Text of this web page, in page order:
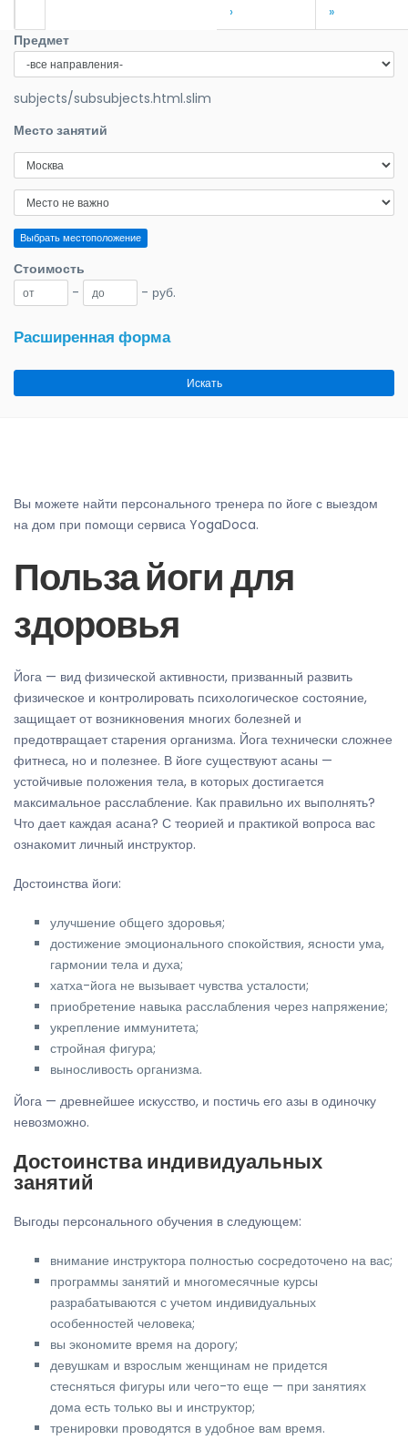
›
»
Предмет
subjects/subsubjects.html.slim
Место занятий
Выбрать местоположение
Стоимость
-
- руб.
Расширенная форма
Вы можете найти персонального тренера по йоге с выездом
на дом при помощи сервиса YogaDoca.
Польза йоги для
здоровья
Йога — вид физической активности, призванный развить
физическое и контролировать психологическое состояние,
защищает от возникновения многих болезней и
предотвращает старения организма. Йога технически сложнее
фитнеса, но и полезнее. В йоге существуют асаны —
устойчивые положения тела, в которых достигается
максимальное расслабление. Как правильно их выполнять?
Что дает каждая асана? С теорией и практикой вопроса вас
ознакомит личный инструктор.
Достоинства йоги:
улучшение общего здоровья;
достижение эмоционального спокойствия, ясности ума,
гармонии тела и духа;
хатха-йога не вызывает чувства усталости;
приобретение навыка расслабления через напряжение;
укрепление иммунитета;
стройная фигура;
выносливость организма.
Йога — древнейшее искусство, и постичь его азы в одиночку
невозможно.
Достоинства индивидуальных
занятий
Выгоды персонального обучения в следующем:
внимание инструктора полностью сосредоточено на вас;
программы занятий и многомесячные курсы
разрабатываются с учетом индивидуальных
особенностей человека;
вы экономите время на дорогу;
девушкам и взрослым женщинам не придется
стесняться фигуры или чего-то еще — при занятиях
дома есть только вы и инструктор;
тренировки проводятся в удобное вам время.